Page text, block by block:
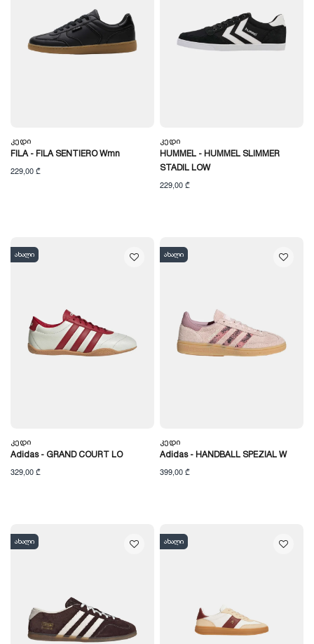
Კედი
FILA - FILA SENTIERO Wmn
229,00 ₾
Კედი
HUMMEL - HUMMEL SLIMMER
STADIL LOW
229,00 ₾
ახალი
Კედი
Adidas - GRAND COURT LO
329,00 ₾
ახალი
Კედი
Adidas - HANDBALL SPEZIAL W
399,00 ₾
ახალი ახალი